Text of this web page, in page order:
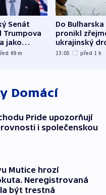
Senát
Trumpova
jako
49 m
Do Bulharska
pronikl
ukrajinský
explodoval
13:05 před 1 h
Domácí
Pride upozorňují
i společenskou
Mutice hrozí
Neregistrovaná
být trestná